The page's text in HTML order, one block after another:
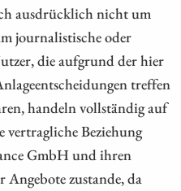
ausdrücklich nicht um
journalistische oder
die aufgrund der hier
treffen
handeln vollständig auf
vertragliche Beziehung
GmbH und ihren
zustande, da